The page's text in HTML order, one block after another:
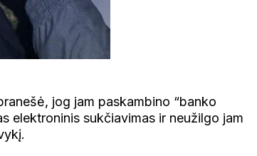
jog jam paskambino “banko
elektroninis sukčiavimas ir neužilgo jam